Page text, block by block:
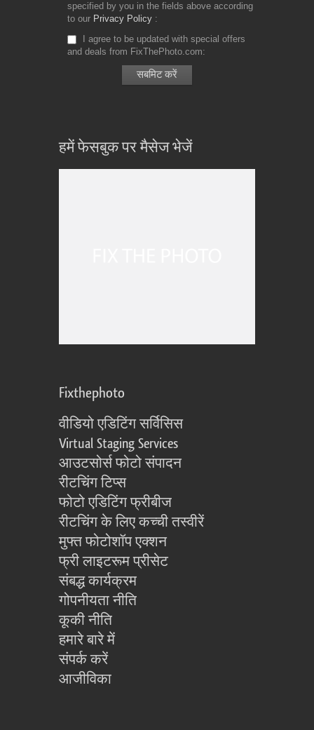
specified by you in the fields above according
to our Privacy Policy
I agree to be updated with special offers
and deals from FixThePhoto.com
हमें फेसबुक पर मैसेज भेजें
Fixthephoto
वीडियो एडिटिंग सर्विसिस
Virtual Staging Services
आउटसोर्स फोटो संपादन
रीटचिंग टिप्स
फोटो एडिटिंग फ्रीबीज
रीटचिंग के लिए कच्ची तस्वीरें
मुफ्त फोटोशॉप एक्शन
फ्री लाइटरूम प्रीसेट
संबद्ध कार्यक्रम
गोपनीयता नीति
कूकी नीति
हमारे बारे में
संपर्क करें
आजीविका